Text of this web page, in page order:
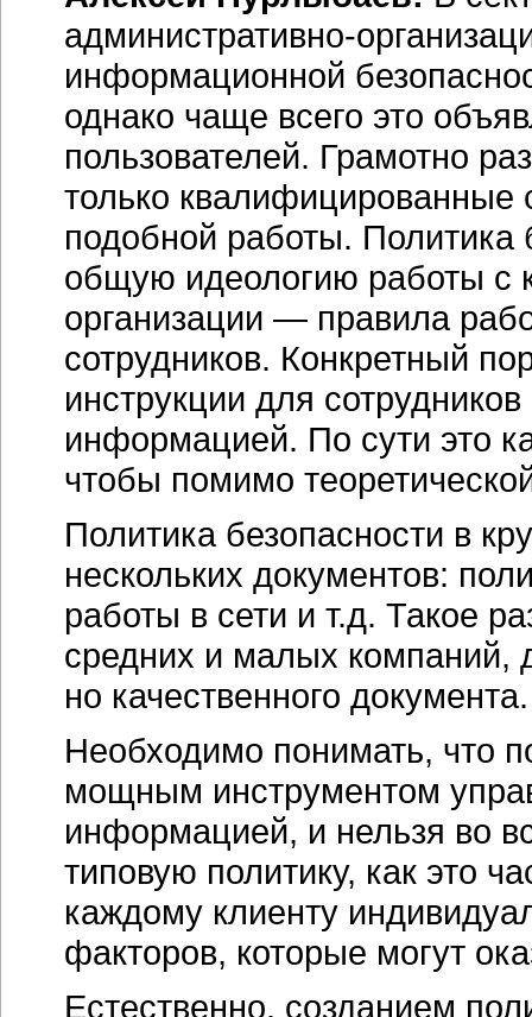
административно-
информационной
однако чаще всего это
пользователей. Грамотно
только
подобной работы. Политика
общую идеологию работы с
организации — правила
сотрудников. Конкретный
инструкции для
информацией. По сути это
чтобы помимо
Политика безопасности в
нескольких документов:
работы в сети и т.д. Такое
средних и малых компаний,
но качественного документа.
Необходимо понимать, что
мощным инструментом
информацией, и нельзя во
типовую политику, как это
каждому клиенту
факторов, которые могут
Естественно, созданием